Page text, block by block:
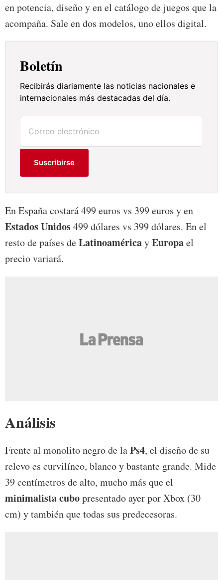
en potencia, diseño y en el catálogo de juegos que la
acompaña. Sale en dos modelos, uno ellos digital.
Boletín
Recibirás diariamente las noticias nacionales e
internacionales más destacadas del día.
Suscribirse
En España costará 499 euros vs 399 euros y en
Estados Unidos499 dólares vs 399 dólares. En el
resto de países deLatinoaméricayEuropael
precio variará.
Análisis
Frente al monolito negro de laPs4, el diseño de su
relevo es curvilíneo, blanco y bastante grande. Mide
39 centímetros de alto, mucho más que el
minimalista cubopresentado ayer por Xbox (30
cm) y también que todas sus predecesoras.